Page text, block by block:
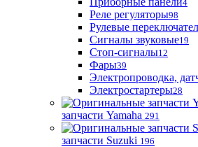
4
Реле регуляторы98
Рулевые
Сигналы звуковые19
Стоп-сигналы12
Фары39
Электропроводка,
Электростартеры28
запчасти Yamaha 291
запчасти Suzuki 196